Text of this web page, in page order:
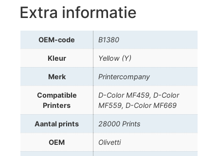
Extra informatie
OEM-code B1380
Kleur Yellow (Y)
Merk Printercompany
Compatible
Printers
D-Color MF459, D-Color
MF559, D-Color MF669
Aantal prints 28000 Prints
OEM Olivetti